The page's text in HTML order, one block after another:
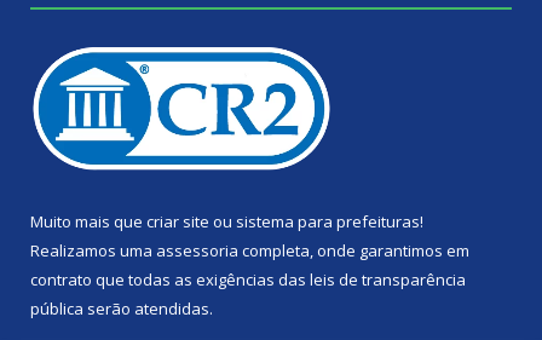
Muito mais que criar site ou sistema para prefeituras!
Realizamos uma assessoria completa, onde garantimos em
contrato que todas as exigências das leis de transparência
pública serão atendidas.